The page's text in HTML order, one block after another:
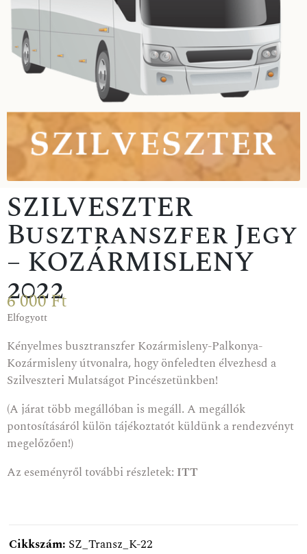
SZILVESZTER
Busztranszfer Jegy
– KOZÁRMISLENY
2022
6 000Ft
Elfogyott
Kényelmes busztranszfer Kozármisleny-Palkonya-
Kozármisleny útvonalra, hogy önfeledten élvezhesd a
Szilveszteri Mulatságot Pincészetünkben!
(A járat több megállóban is megáll. A megállók
pontosításáról külön tájékoztatót küldünk a rendezvényt
megelőzően!)
Az eseményről további részletek: ITT
Cikkszám: SZ_Transz_K-22